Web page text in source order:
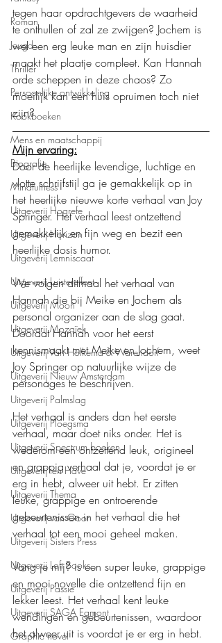
Roman
Jeugd
Thriller
Persoonlijke ontwikkeling
Kookboeken
Mens en maatschappij
Biografie
Mindfulness
Uitgeverij Hogrefe
Uitgeverij Horizon
Uitgeverij Lemniscaat
Uitgeverij Luistereffect
Uitgeverij Moon
Uitgeverij Mozaïek
Uitgeverij Van Holkema & Warendorf
Uitgeverij Nieuw Amsterdam
Uitgeverij Palmslag
Uitgeverij Ploegsma
Uitgeverij Spectrum boeken
Uitgeverij ten Have
Uitgeverij Thema
Uitgeverij van Goor
Uitgeverij Sisters Press
Uitgeverij Loft Books
Uitgeverij Passie
Uitgeverij SAGA Egmont
Graphic novel
tegen haar opdrachtgevers de waarheid
te onthullen of zal ze zwijgen? Jochem is
wel een erg leuke man en zijn huisdier
maakt het plaatje compleet. Kan Hannah
orde scheppen in deze chaos? Zo
moeilijk kan een huis opruimen toch niet
zijn?
Mijn ervaring:
Door de heerlijke levendige, luchtige en
vlotte schrijfstijl ga je gemakkelijk op in
het heerlijke nieuwe korte verhaal van Joy
Springer. Het verhaal leest ontzettend
gemakkelijk en fijn weg en bezit een
heerlijke dosis humor.
We volgen ditmaal het verhaal van
Hannah die bij Meike en Jochem als
personal organizer aan de slag gaat.
Doordat Hannah voor het eerst
kennismaakt met Meike en Jochem, weet
Joy Springer op natuurlijke wijze de
personages te beschrijven.
Het verhaal is anders dan het eerste
verhaal, maar doet niks onder. Het is
wederom een ontzettend leuk, origineel
en grappig verhaal dat je, voordat je er
erg in hebt, alweer uit hebt. Er zitten
leuke, grappige en ontroerende
gebeurtenissen in het verhaal die het
verhaal tot een mooi geheel maken.
Vang je mij? is een super leuke, grappige
en mooi novelle die ontzettend fijn en
lekker leest. Het verhaal kent leuke
wendingen en gebeurtenissen, waardoor
het alweer uit is voordat je er erg in hebt.